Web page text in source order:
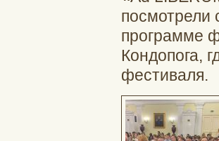
посмотрели
программе
Кондопога,
фестиваля.